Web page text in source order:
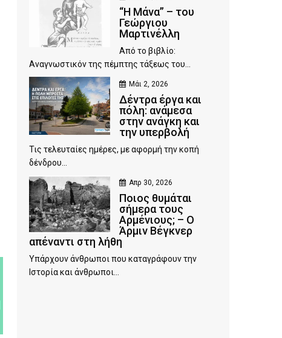
“Η Μάνα” – του
Γεώργιου
Μαρτινέλλη
Από το βιβλίο:
Αναγνωστικόν της πέμπτης τάξεως του...
Μάι 2, 2026
Δέντρα έργα και
πόλη: ανάμεσα
στην ανάγκη και
την υπερβολή
Τις τελευταίες ημέρες, με αφορμή την κοπή
δένδρου...
Απρ 30, 2026
Ποιος θυμάται
σήμερα τους
Αρμένιους; – Ο
Άρμιν Βέγκνερ
απέναντι στη λήθη
Υπάρχουν άνθρωποι που καταγράφουν την
Ιστορία και άνθρωποι...